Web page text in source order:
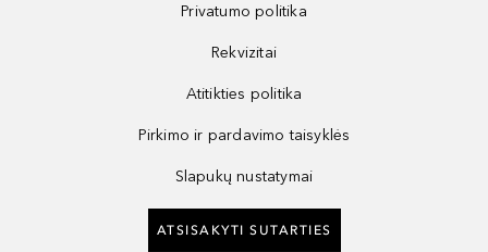
Privatumo politika
Rekvizitai
Atitikties politika
Pirkimo ir pardavimo taisyklės
Slapukų nustatymai
ATSISAKYTI SUTARTIES